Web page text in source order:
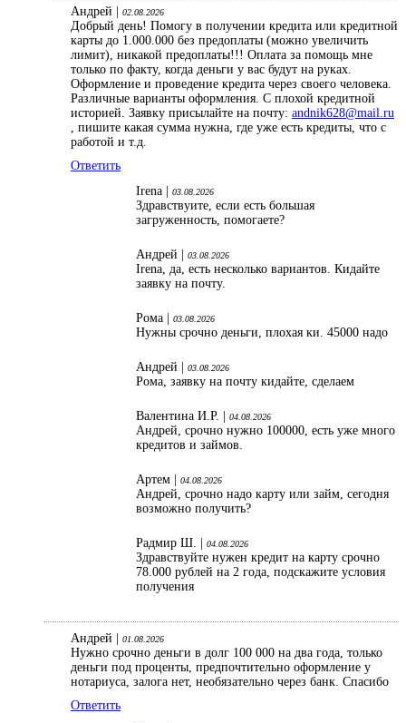
Андрей | 02.08.2026
Добрый день! Помогу в получении кредита или кредитной
карты до 1.000.000 без предоплаты (можно увеличить
лимит), никакой предоплаты!!! Оплата за помощь мне
только по факту, когда деньги у вас будут на руках.
Оформление и проведение кредита через своего человека.
Различные варианты оформления. С плохой кредитной
историей. Заявку присылайте на почту: andnik628@mail.ru
, пишите какая сумма нужна, где уже есть кредиты, что с
работой и т.д.
Ответить
Irena |
03.08.2026
Здравствуите, если есть большая
загруженность, помогаете?
Андрей | 03.08.2026
Irena, да, есть несколько вариантов. Кидайте
заявку на почту.
Рома | 03.08.2026
Нужны срочно деньги, плохая ки. 45000 надо
Андрей | 03.08.2026
Рома, заявку на почту кидайте, сделаем
Валентина И.Р. | 04.08.2026
Андрей, срочно нужно 100000, есть уже много
кредитов и займов.
Артем | 04.08.2026
Андрей, срочно надо карту или займ, сегодня
возможно получить?
Радмир Ш. | 04.08.2026
Здравствуйте нужен кредит на карту срочно
78.000 рублей на 2 года, подскажите условия
получения
Андрей | 01.08.2026
Нужно срочно деньги в долг 100 000 на два года, только
деньги под проценты, предпочтительно оформление у
нотариуса, залога нет, необязательно через банк. Спасибо
Ответить